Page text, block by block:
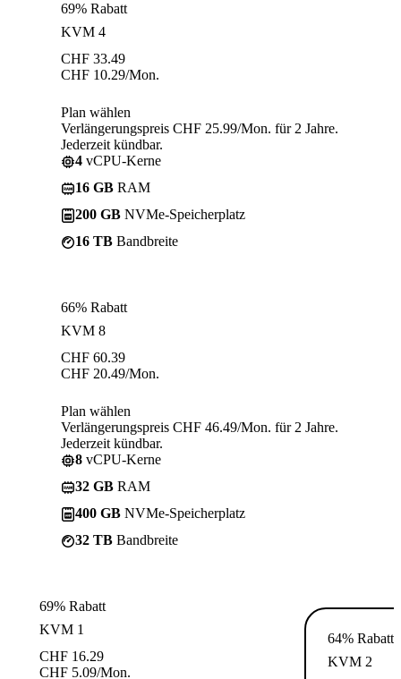
69% Rabatt
KVM 4
CHF 33.49
CHF 10.29/Mon.
Plan wählen
Verlängerungspreis CHF 25.99/Mon. für 2 Jahre.
Jederzeit kündbar.
4 vCPU-Kerne
16 GB RAM
200 GB NVMe-Speicherplatz
16 TB Bandbreite
66% Rabatt
KVM 8
CHF 60.39
CHF 20.49/Mon.
Plan wählen
Verlängerungspreis CHF 46.49/Mon. für 2 Jahre.
Jederzeit kündbar.
8 vCPU-Kerne
32 GB RAM
400 GB NVMe-Speicherplatz
32 TB Bandbreite
69% Rabatt
KVM 1
CHF 16.29
CHF 5.09/Mon.
64% Rabatt
KVM 2